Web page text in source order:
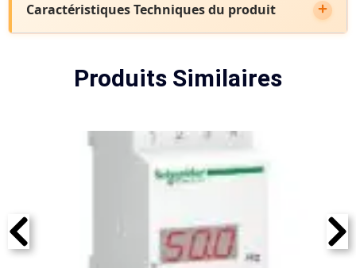
Caractéristiques Techniques du produit
Produits Similaires